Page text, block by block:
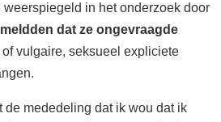
in het onderzoek door
dat ze ongevraagde
of vulgaire, seksueel expliciete
de mededeling dat ik wou dat ik